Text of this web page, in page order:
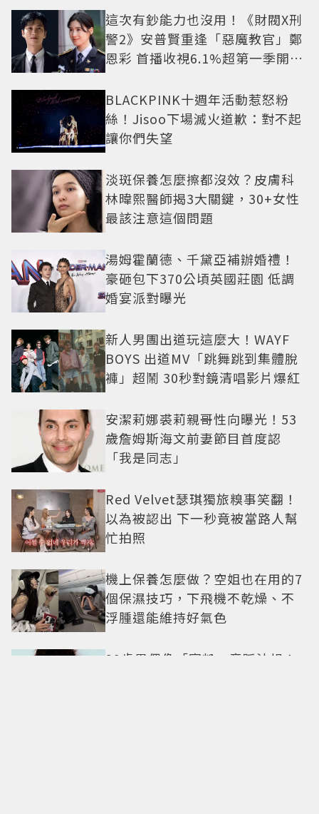
這次有鈔能力也沒用！《財閥X刑
警2》安普賢重逢「惡魔教官」鄭
恩彩 首播收視6.1%超第一季開紅
BLACKPINK十週年活動惹怒粉
絲！Jisoo下場滅火道歉：對不起
讓你們失望
淡斑保養怎麼擦都沒效？皮膚科
林暐熙醫師揭3大關鍵，30+女性
最該注意這個問題
湯姆霍蘭德、千黛亞補辦婚禮！
豪砸包下370公頃英國莊園 低調
婚宴派對曝光
新人男團出道玩這麼大！WAYF
BOYS 出道MV「跳舞跳到集體脫
褲」超鬧 30秒對鏡清唱影片爆紅
安潔莉娜裘莉親哥性向曝光！53
歲詹姆斯海文前妻節目首度認
「我是同志」
Red Velvet瑟琪獨旅糗事笑翻！
以為被認出 下一秒竟被當路人幫
忙拍照
機上保養怎麼做？空姐也在用的7
個保濕技巧，下飛機不乾燥、不
浮腫還能維持好氣色
29歲男偶像「寵粉」竟踩法規！